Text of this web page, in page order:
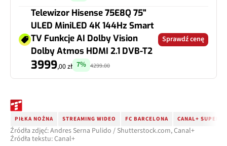
Telewizor Hisense 75E8Q 75"
ULED MiniLED 4K 144Hz Smart
TV Funkcje AI Dolby Vision
Dolby Atmos HDMI 2.1 DVB-T2
3999,00 zł 7% 4299.00
Sprawdź cenę
PIŁKA NOŻNA STREAMING WIDEO FC BARCELONA CANAL+ SUPER
Źródła zdjęć: Andres Serna Pulido / Shutterstock.com, Canal+
Źródła tekstu: Canal+